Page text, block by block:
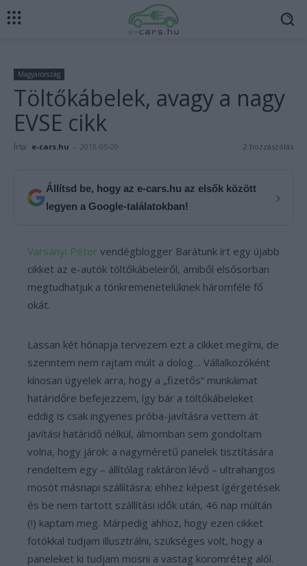
Magyarország
Töltőkábelek, avagy a nagy
EVSE cikk
Írta: e-cars.hu - 2018-05-09 2 hozzászólás
Állítsd be, hogy az e-cars.hu az elsők között
legyen a Google-találatokban!
›
Varsányi Péter vendégblogger Barátunk írt egy újabb
cikket az e-autók töltőkábeleiről, amiből elsősorban
megtudhatjuk a tönkremenetelüknek háromféle fő
okát.
Lassan két hónapja tervezem ezt a cikket megírni, de
szerintem nem rajtam múlt a dolog… Vállalkozóként
kínosan ügyelek arra, hogy a „fizetős” munkáimat
határidőre befejezzem, így bár a töltőkábeleket
eddig is csak ingyenes próba-javításra vettem át
javítási határidő nélkül, álmomban sem gondoltam
volna, hogy járok: a nagyméretű panelek tisztítására
rendeltem egy – állítólag raktáron lévő – ultrahangos
mosót másnapi szállításra; ehhez képest ígérgetések
és be nem tartott szállítási idők után, 46 nap múltán
(!) kaptam meg. Márpedig ahhoz, hogy ezen cikket
fotókkal tudjam illusztrálni, szükséges volt, hogy a
paneleket ki tudjam mosni a vastag koromréteg alól.